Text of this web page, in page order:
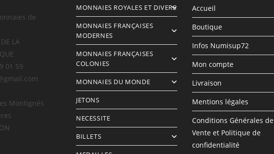
de
LA
01 59
Montignés
MONNAIES ROYALES ET DIVERS
MONNAIES FRANÇAISES
MODERNES
MONNAIES FRANÇAISES
COLONIES
MONNAIES DU MONDE
JETONS
NECESSITE
BILLETS
Accueil
Boutique
Infos Numisup72
Mon compte
Livraison
Mentions légales
Conditions Générales de
Vente et Politique de
confidentialité